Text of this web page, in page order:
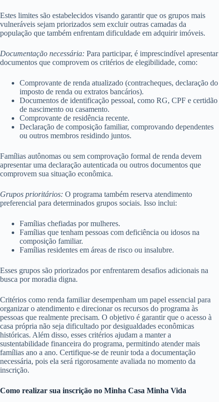
Estes limites são estabelecidos visando garantir que os grupos mais
vulneráveis sejam priorizados sem excluir outras camadas da
população que também enfrentam dificuldade em adquirir imóveis.
Documentação necessária: Para participar, é imprescindível apresentar
documentos que comprovem os critérios de elegibilidade, como:
Comprovante de renda atualizado (contracheques, declaração do
imposto de renda ou extratos bancários).
Documentos de identificação pessoal, como RG, CPF e certidão
de nascimento ou casamento.
Comprovante de residência recente.
Declaração de composição familiar, comprovando dependentes
ou outros membros residindo juntos.
Famílias autônomas ou sem comprovação formal de renda devem
apresentar uma declaração autenticada ou outros documentos que
comprovem sua situação econômica.
Grupos prioritários: O programa também reserva atendimento
preferencial para determinados grupos sociais. Isso inclui:
Famílias chefiadas por mulheres.
Famílias que tenham pessoas com deficiência ou idosos na
composição familiar.
Famílias residentes em áreas de risco ou insalubre.
Esses grupos são priorizados por enfrentarem desafios adicionais na
busca por moradia digna.
Critérios como renda familiar desempenham um papel essencial para
organizar o atendimento e direcionar os recursos do programa às
pessoas que realmente precisam. O objetivo é garantir que o acesso à
casa própria não seja dificultado por desigualdades econômicas
históricas. Além disso, esses critérios ajudam a manter a
sustentabilidade financeira do programa, permitindo atender mais
famílias ano a ano. Certifique-se de reunir toda a documentação
necessária, pois ela será rigorosamente avaliada no momento da
inscrição.
Como realizar sua inscrição no Minha Casa Minha Vida